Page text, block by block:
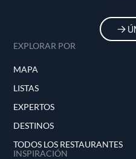
EXPLORAR POR
MAPA
LISTAS
EXPERTOS
DESTINOS
TODOS LOS RESTAURANTES
INSPIRACIÓN